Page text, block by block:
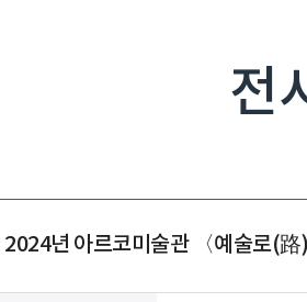
전
2024년 아르코미술관 〈예술로(路